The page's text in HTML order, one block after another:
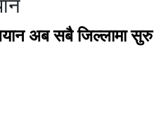
अब सबै जिल्लामा सुरु